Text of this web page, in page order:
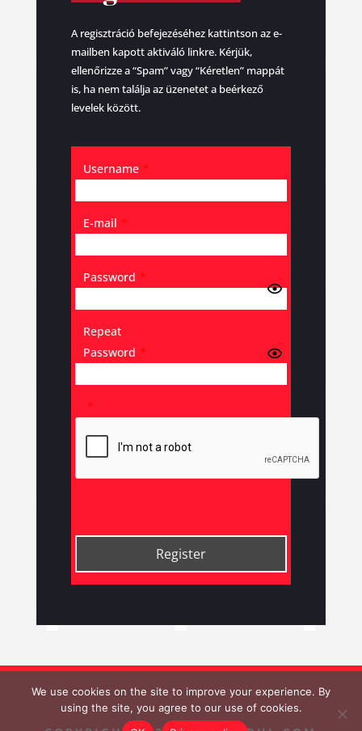
A regisztráció befejezéséhez kattintson az e-
mailben kapott aktiváló linkre. Kérjük,
ellenőrizze a “Spam” vagy “Kéretlen” mappát
is, ha nem találja az üzenetet a beérkező
levelek között.
Username *
E-mail *
Password *
Repeat
Password *
*
We use cookies on the site to improve your experience. By
using the site, you agree to our use of cookies.